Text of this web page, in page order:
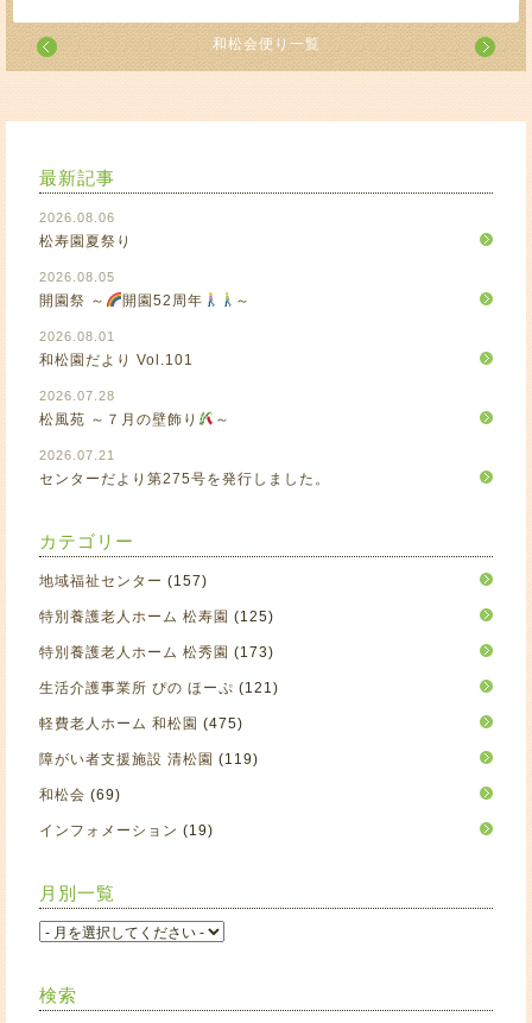
和松会便り一覧
最新記事
2026.08.06
松寿園夏祭り
2026.08.05
開園祭 ～ 開園52周年 ～
2026.08.01
和松園だより Vol.101
2026.07.28
松風苑 ～７月の壁飾り ～
2026.07.21
センターだより第275号を発行しました。
カテゴリー
地域福祉センター (157)
特別養護老人ホーム 松寿園 (125)
特別養護老人ホーム 松秀園 (173)
生活介護事業所 ぴの ほーぷ (121)
軽費老人ホーム 和松園 (475)
障がい者支援施設 清松園 (119)
和松会 (69)
インフォメーション (19)
月別一覧
検索